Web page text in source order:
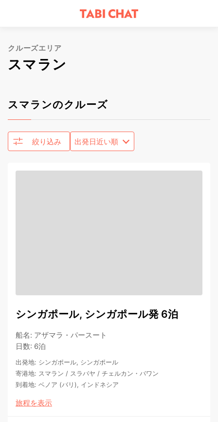
クルーズエリア
スマラン
スマランのクルーズ
絞り込み
シンガポール, シンガポール発 6泊
船名: アザマラ・パースート
日数: 6泊
出発地: シンガポール, シンガポール
寄港地: スマラン / スラバヤ / チェルカン・バワン
到着地: ベノア (バリ), インドネシア
旅程を表示